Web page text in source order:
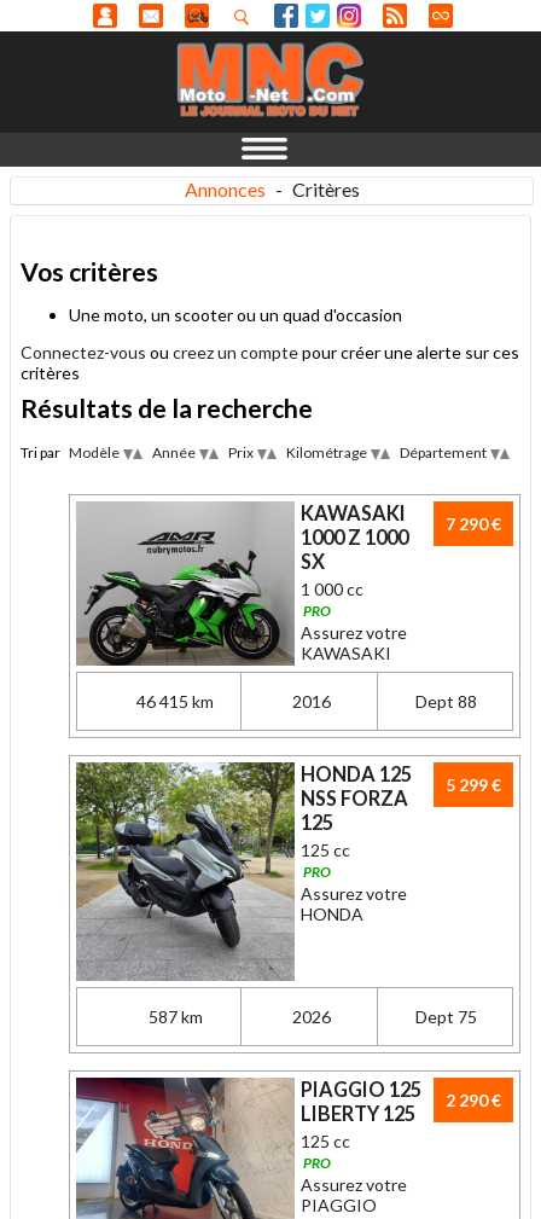
Annonces - Critères
Vos critères
Une moto, un scooter ou un quad d'occasion
Connectez-vous ou creez un comptepour créer une alerte sur ces
critères
Résultats de la recherche
Tri par Modèle AscDesc
Année AscDesc
Prix AscDesc
Kilométrage AscDesc
Département Asc
7 290 €
KAWASAKI
1000 Z 1000
SX
1 000 cc
PRO
Assurez votre
KAWASAKI
46 415 km 2016 Dept 88
5 299 €
HONDA 125
NSS FORZA
125
125 cc
PRO
Assurez votre
HONDA
587 km 2026 Dept 75
2 290 €
PIAGGIO 125
LIBERTY 125
125 cc
PRO
Assurez votre
PIAGGIO